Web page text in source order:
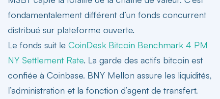
fondamentalement différent d’un fonds concurrent
distribué sur plateforme ouverte.
Le fonds suit le CoinDesk Bitcoin Benchmark 4 PM
NY Settlement Rate. La garde des actifs bitcoin est
confiée à Coinbase. BNY Mellon assure les liquidités,
l’administration et la fonction d’agent de transfert.